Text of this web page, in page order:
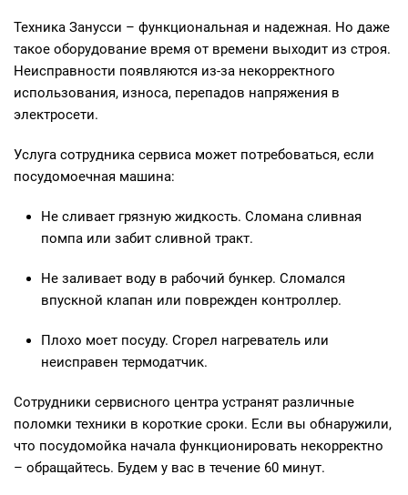
Техника Занусси – функциональная и надежная. Но даже
такое оборудование время от времени выходит из строя.
Неисправности появляются из-за некорректного
использования, износа, перепадов напряжения в
электросети.
Услуга сотрудника сервиса может потребоваться, если
посудомоечная машина:
Не сливает грязную жидкость. Сломана сливная
помпа или забит сливной тракт.
Не заливает воду в рабочий бункер. Сломался
впускной клапан или поврежден контроллер.
Плохо моет посуду. Сгорел нагреватель или
неисправен термодатчик.
Сотрудники сервисного центра устранят различные
поломки техники в короткие сроки. Если вы обнаружили,
что посудомойка начала функционировать некорректно
– обращайтесь. Будем у вас в течение 60 минут.